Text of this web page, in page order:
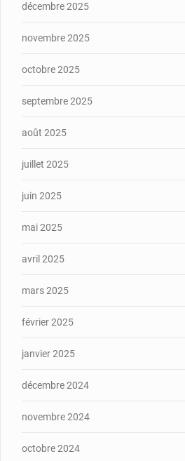
décembre 2025
novembre 2025
octobre 2025
septembre 2025
août 2025
juillet 2025
juin 2025
mai 2025
avril 2025
mars 2025
février 2025
janvier 2025
décembre 2024
novembre 2024
octobre 2024